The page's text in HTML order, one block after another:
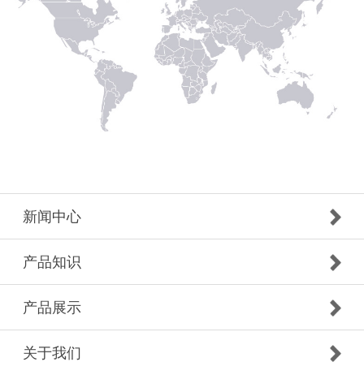
新闻中心
产品知识
产品展示
关于我们